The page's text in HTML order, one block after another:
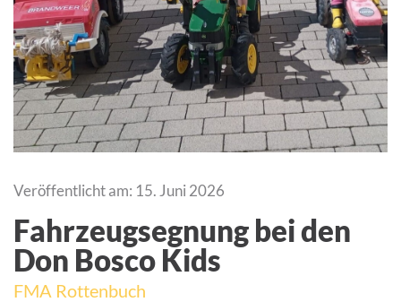
Veröffentlicht am: 15. Juni 2026
Fahrzeugsegnung bei den
Don Bosco Kids
FMA Rottenbuch